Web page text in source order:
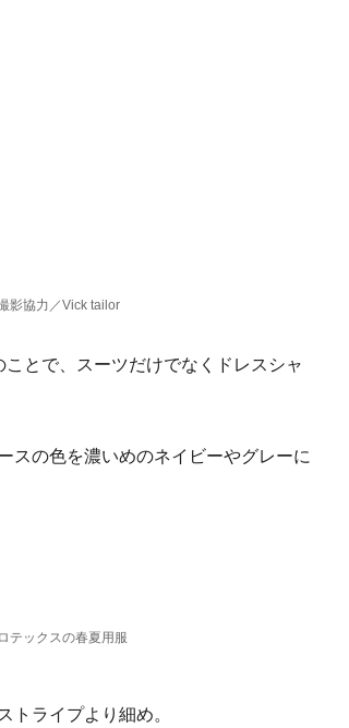
影協力／Vick tailor
とで、スーツだけでなくドレスシャ
スの色を濃いめのネイビーやグレーに
テックスの春夏用服
トライプより細め。